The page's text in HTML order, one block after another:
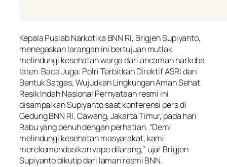
Kepala Puslab Narkotika BNN RI, Brigjen Supiyanto,
menegaskan larangan ini bertujuan mutlak
melindungi kesehatan warga dari ancaman narkoba
laten. Baca Juga: Polri Terbitkan Direktif ASRI dan
Bentuk Satgas, Wujudkan Lingkungan Aman Sehat
Resik Indah Nasional Pernyataan resmi ini
disampaikan Supiyanto saat konferensi pers di
Gedung BNN RI, Cawang, Jakarta Timur, pada hari
Rabu yang penuh dengan perhatian. “Demi
melindungi kesehatan masyarakat, kami
merekomendasikan vape dilarang,” ujar Brigjen
Supiyanto dikutip dari laman resmi BNN.